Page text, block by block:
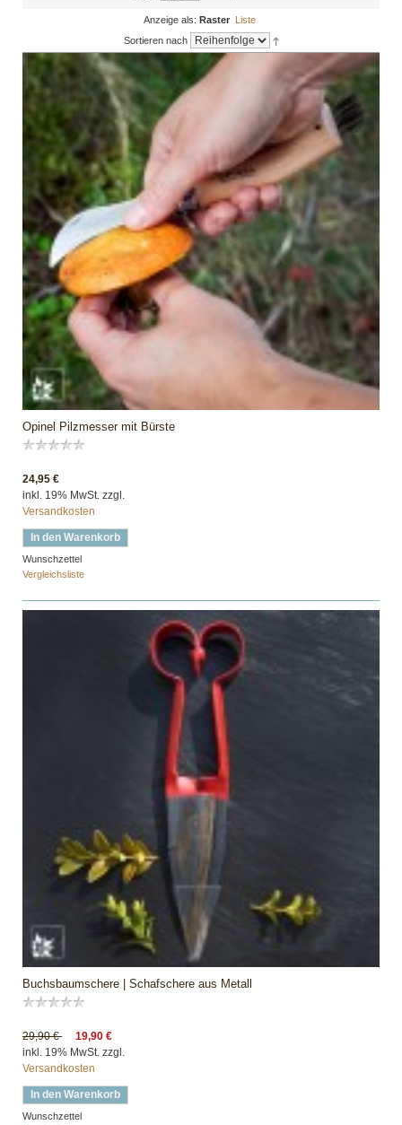
Anzeige als: Raster Liste
Sortieren nach
Opinel Pilzmesser mit Bürste
24,95 €
inkl. 19% MwSt. zzgl.
Versandkosten
In den Warenkorb
Wunschzettel
Vergleichsliste
Buchsbaumschere | Schafschere aus Metall
29,90 €
19,90 €
inkl. 19% MwSt. zzgl.
Versandkosten
In den Warenkorb
Wunschzettel